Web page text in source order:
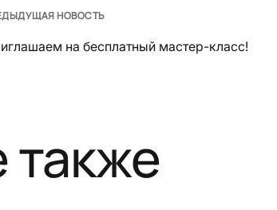
НОВОСТЬ
на бесплатный мастер-класс!
также